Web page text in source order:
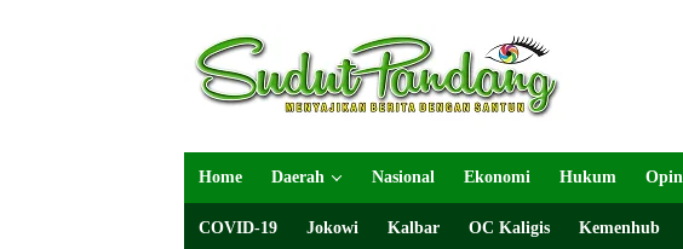
Home Daerah Nasional Ekonomi Hukum
COVID-19 Jokowi Kalbar OC Kaligis Kemenhub